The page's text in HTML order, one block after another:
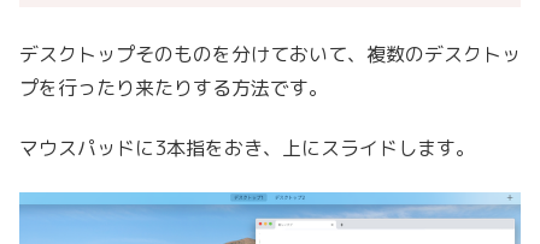
デスクトップそのものを分けておいて、複数のデスクトッ
プを行ったり来たりする方法です。
マウスパッドに3本指をおき、上にスライドします。